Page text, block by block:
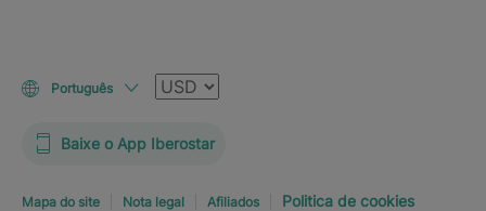
Português Moeda
Baixe o App Iberostar
Mapa do site Nota legal Afiliados Politica de cookies